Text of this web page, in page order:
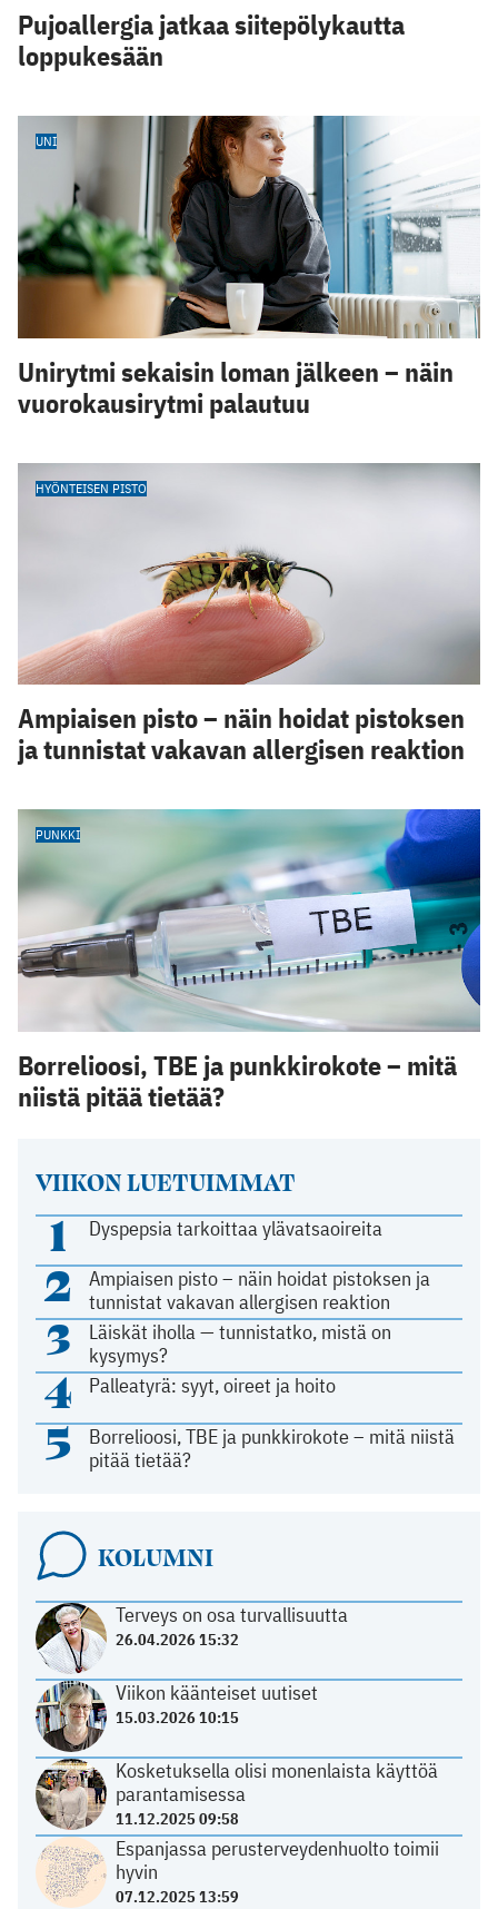
VIIKON LUETUIMMAT
1 Dyspepsia tarkoittaa ylävatsaoireita
2
Ampiaisen pisto – näin hoidat pistoksen ja
tunnistat vakavan allergisen reaktion
3
Läiskät iholla — tunnistatko, mistä on
kysymys?
4 Palleatyrä: syyt, oireet ja hoito
5
Borrelioosi, TBE ja punkkirokote – mitä niistä
pitää tietää?
KOLUMNI
Terveys on osa turvallisuutta
26.04.2026 15:32
Viikon käänteiset uutiset
15.03.2026 10:15
Kosketuksella olisi monenlaista käyttöä
parantamisessa
11.12.2025 09:58
Espanjassa perusterveydenhuolto toimii
hyvin
07.12.2025 13:59
Pujoallergia jatkaa siitepölykautta
loppukesään
UNI
Unirytmi sekaisin loman jälkeen – näin
vuorokausirytmi palautuu
HYÖNTEISEN PISTO
Ampiaisen pisto – näin hoidat pistoksen
ja tunnistat vakavan allergisen reaktion
PUNKKI
Borrelioosi, TBE ja punkkirokote – mitä
niistä pitää tietää?